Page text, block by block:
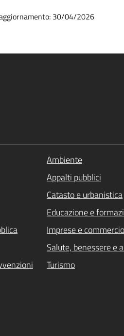
30/04/2026
Ambiente
Appalti pubblici
Catasto e urbanistica
Educazione e
Imprese e commercio
Salute, benessere e
Turismo